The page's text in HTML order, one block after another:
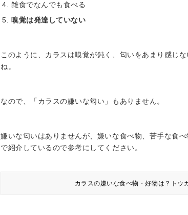
雑食でなんでも食べる
嗅覚は発達していない
このように、カラスは嗅覚が鈍く、匂いをあまり感じ
ね。
なので、「カラスの嫌いな匂い」もありません。
嫌いな匂いはありませんが、嫌いな食べ物、苦手な食
で紹介しているので参考にしてください。
カラスの嫌いな食べ物・好物は？トウ